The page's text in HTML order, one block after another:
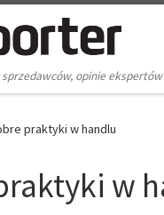
opinie ekspertów
praktyki w handlu
w